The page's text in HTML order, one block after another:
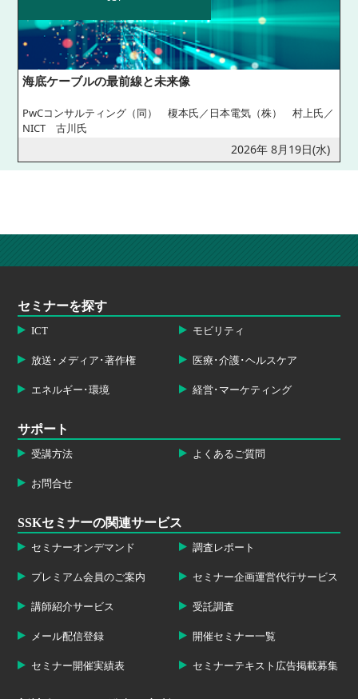
海底ケーブルの最前線と未来像
PwCコンサルティング（同） 榎本氏／日本電気（株） 村上氏／
NICT 古川氏
2026年 8月19日(水)
セミナーを探す
ICT モビリティ
放送･メディア･著作権 医療･介護･ヘルスケア
エネルギー･環境 経営･マーケティング
サポート
受講方法 よくあるご質問
お問合せ
SSKセミナーの関連サービス
セミナーオンデマンド 調査レポート
プレミアム会員のご案内 セミナー企画運営代行サービス
講師紹介サービス 受託調査
メール配信登録 開催セミナー一覧
セミナー開催実績表 セミナーテキスト広告掲載募集